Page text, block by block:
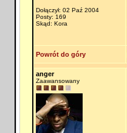
Dołączył: 02 Paź 2004
Posty: 169
Skąd: Kora
Powrót do góry
anger
Zaawansowany